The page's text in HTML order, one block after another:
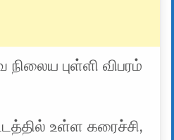
புள்ளி விபரம்
உள்ள கரைச்சி,